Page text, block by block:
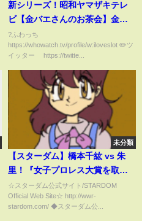
新シリーズ！昭和ヤマザキテレ
ビ【金バエさんのお茶会】金バ
エの面白さ！解説員ジェダイ、
養分
?ふわっち
https://whowatch.tv/profile/w:iloveslot ✏️ツ
イッター https://twitte...
未分類
【スターダム】橋本千紘 vs 朱
里！『女子プロレス大賞を取っ
た朱里がどのぐらい強いのか？
正直スターダムの試合を見てこ
れがいま(世間から)求められてる
☆スターダム公式サイト/STARDOM
Official Web Site☆ http://wwr-
stardom.com/ ◆スターダム公...